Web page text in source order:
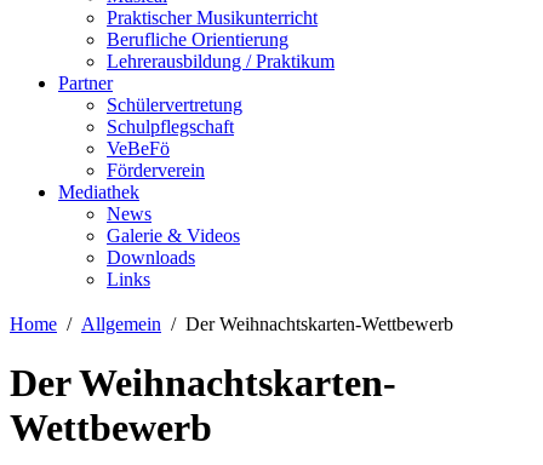
Praktischer Musikunterricht
Berufliche Orientierung
Lehrerausbildung / Praktikum
Partner
Schülervertretung
Schulpflegschaft
VeBeFö
Förderverein
Mediathek
News
Galerie & Videos
Downloads
Links
Home Allgemein Der Weihnachtskarten-Wettbewerb
Der Weihnachtskarten-
Wettbewerb